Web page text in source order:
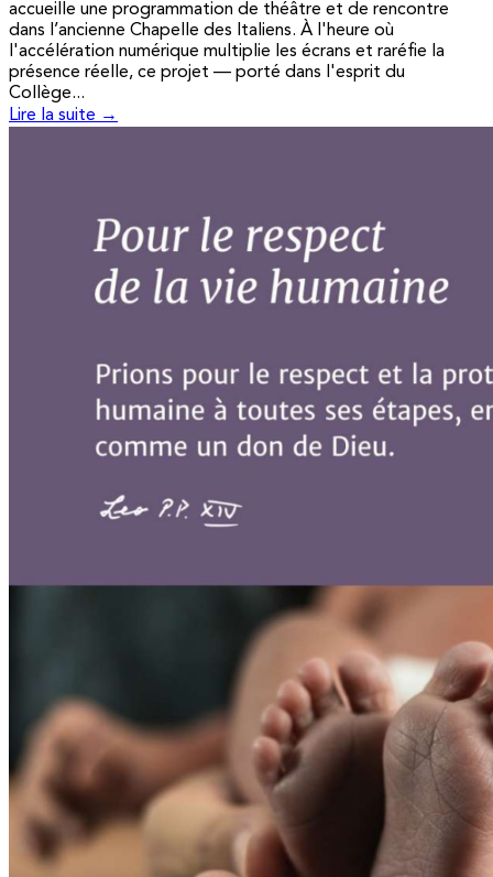
accueille une programmation de théâtre et de rencontre
dans l’ancienne Chapelle des Italiens. À l'heure où
l'accélération numérique multiplie les écrans et raréfie la
présence réelle, ce projet — porté dans l'esprit du
Collège...
Lire la suite →